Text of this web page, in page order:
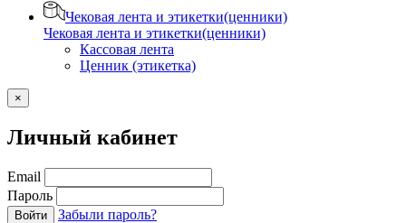
Чековая лента и этикетки(ценники)
Чековая лента и этикетки(ценники)
Кассовая лента
Ценник (этикетка)
×
Личный кабинет
Email
Пароль
Войти
Забыли пароль?